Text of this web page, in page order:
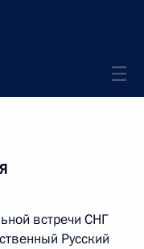
встречи СНГ
Русский